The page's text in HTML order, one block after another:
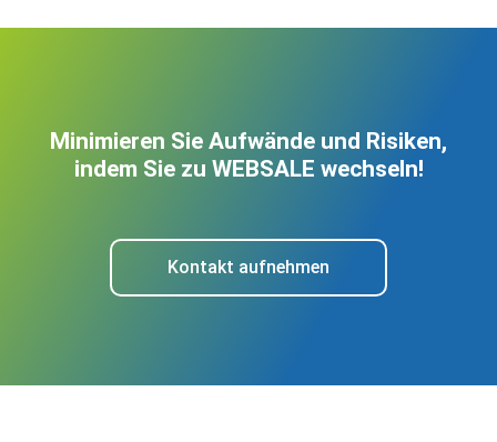
Minimieren Sie Aufwände und Risiken,
indem Sie zu WEBSALE wechseln!
Kontakt aufnehmen